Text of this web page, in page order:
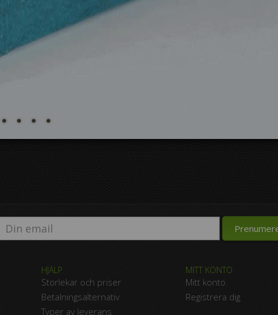
HJÄLP
Storlekar och priser
Betalningsalternativ
Typer av leverans
MITT KONTO
Mitt konto
Registrera dig